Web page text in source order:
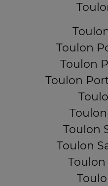
Toulon
Toulon
Toulon
Toulon
Toulon